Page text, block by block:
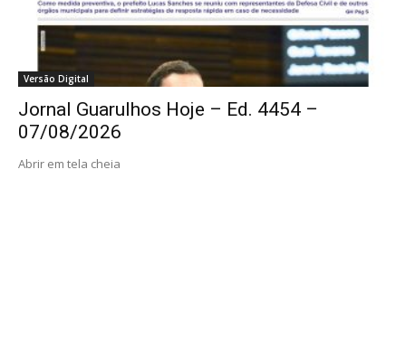
Versão Digital
Jornal Guarulhos Hoje – Ed. 4454 –
07/08/2026
Abrir em tela cheia